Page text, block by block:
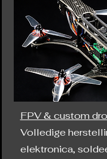
FPV & custom
Volledige
elektronica,